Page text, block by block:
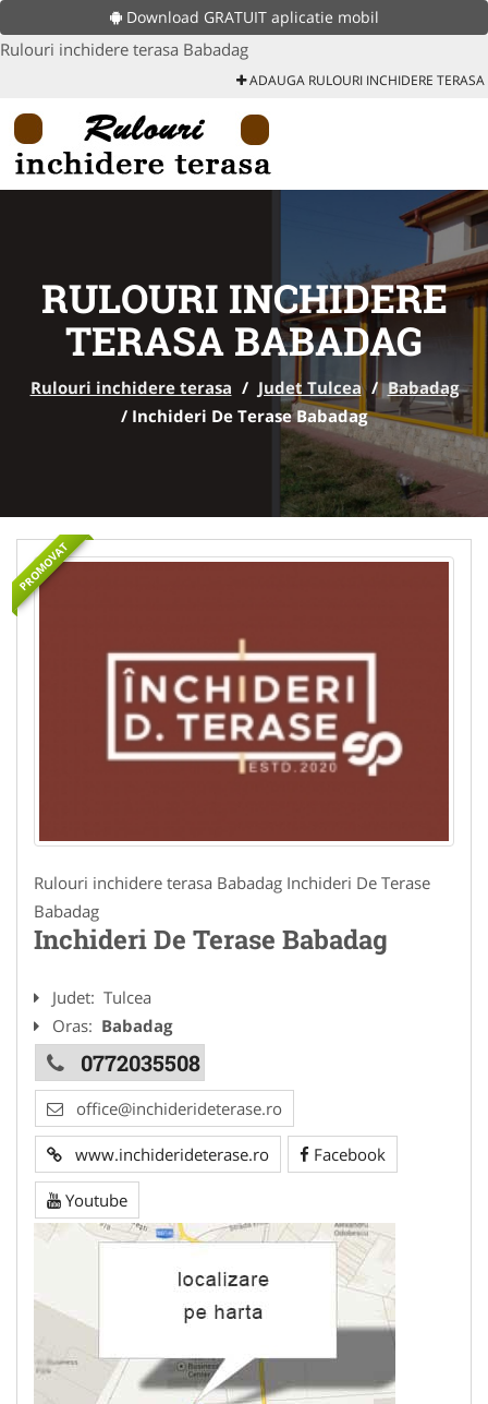
Download GRATUIT aplicatie mobil
Rulouri inchidere terasa Babadag
ADAUGA RULOURI INCHIDERE TERASA
RULOURI INCHIDERE
TERASA BABADAG
Rulouri inchidere terasa / Judet Tulcea / Babadag
/ Inchideri De Terase Babadag
PROMOVAT
Rulouri inchidere terasa Babadag Inchideri De Terase
Babadag
Inchideri De Terase Babadag
Judet: Tulcea
Oras: Babadag
0772035508
office@inchiderideterase.ro
www.inchiderideterase.ro Facebook
Youtube